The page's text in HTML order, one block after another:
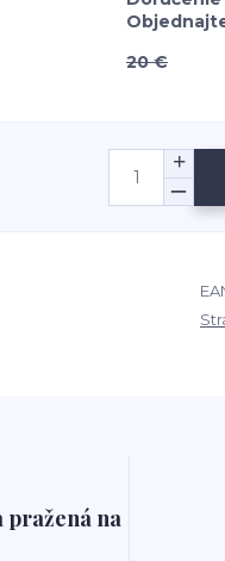
20 €
pražená na